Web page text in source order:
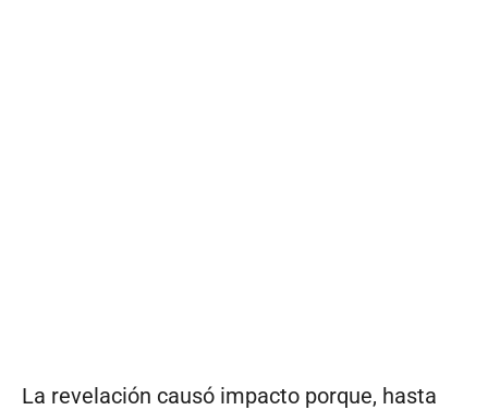
La revelación causó impacto porque, hasta